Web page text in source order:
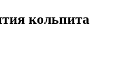
кольпита